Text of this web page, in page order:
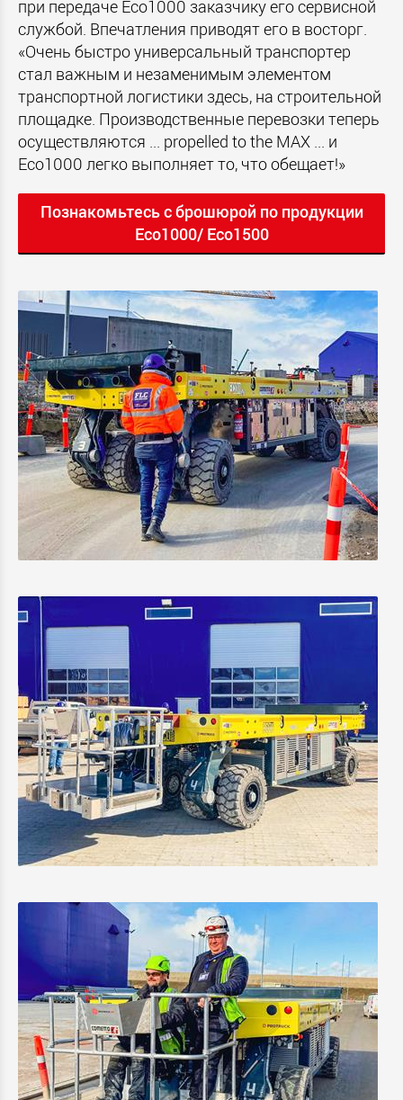
при передаче Eco1000 заказчику его сервисной
службой. Впечатления приводят его в восторг.
«Очень быстро универсальный транспортер
стал важным и незаменимым элементом
транспортной логистики здесь, на строительной
площадке. Производственные перевозки теперь
осуществляются ... propelled to the MAX ... и
Eco1000 легко выполняет то, что обещает!»
Познакомьтесь с брошюрой по продукции
Eco1000/ Eco1500